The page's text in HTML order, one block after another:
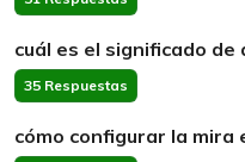
cuál es el significado de
35 Respuestas
cómo configurar la mira